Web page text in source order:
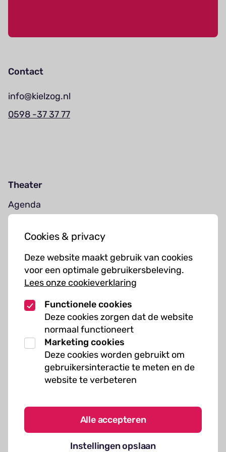
Cookies & privacy
Deze website maakt gebruik van cookies
voor een optimale gebruikersbeleving.
Lees onze cookieverklaring
Functionele cookies
Deze cookies zorgen dat de website
normaal functioneert
Marketing cookies
Deze cookies worden gebruikt om
gebruikersinteractie te meten en de
website te verbeteren
Alle accepteren
Instellingen opslaan
Contact
info@kielzog.nl
0598 -37 37 77
Theater
Agenda
Muziekcursussen
Kunst cursussen
Over ons
Organisatie
Werken bij Kielzog
Veelgestelde vragen
Algemene voorwaarden